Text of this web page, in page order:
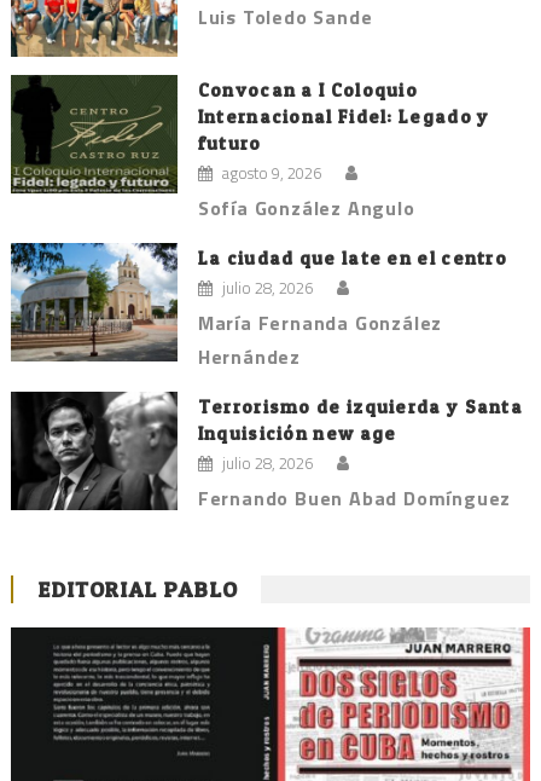
Luis Toledo Sande
Convocan a I Coloquio
Internacional Fidel: Legado y
futuro
agosto 9, 2026
Sofía González Angulo
La ciudad que late en el centro
julio 28, 2026
María Fernanda González
Hernández
Terrorismo de izquierda y Santa
Inquisición new age
julio 28, 2026
Fernando Buen Abad Domínguez
EDITORIAL PABLO